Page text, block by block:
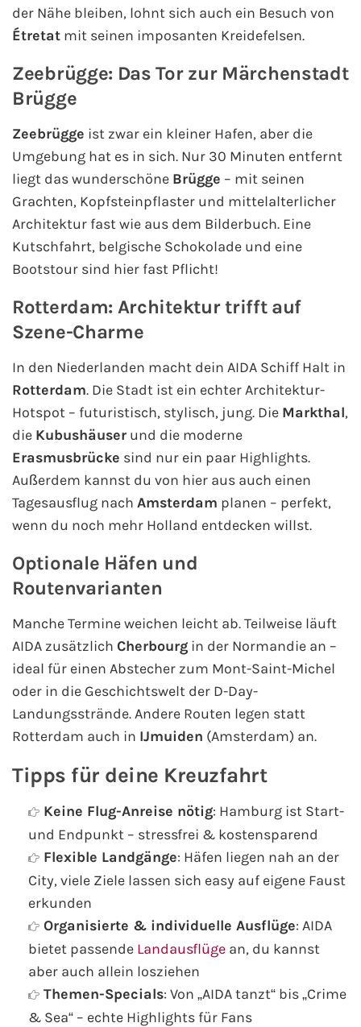
der Nähe bleiben, lohnt sich auch ein Besuch von
Étretat mit seinen imposanten Kreidefelsen.
Zeebrügge: Das Tor zur Märchenstadt
Brügge
Zeebrügge ist zwar ein kleiner Hafen, aber die
Umgebung hat es in sich. Nur 30 Minuten entfernt
liegt das wunderschöne Brügge – mit seinen
Grachten, Kopfsteinpflaster und mittelalterlicher
Architektur fast wie aus dem Bilderbuch. Eine
Kutschfahrt, belgische Schokolade und eine
Bootstour sind hier fast Pflicht!
Rotterdam: Architektur trifft auf
Szene-Charme
In den Niederlanden macht dein AIDA Schiff Halt in
Rotterdam. Die Stadt ist ein echter Architektur-
Hotspot – futuristisch, stylisch, jung. Die Markthal,
die Kubushäuser und die moderne
Erasmusbrücke sind nur ein paar Highlights.
Außerdem kannst du von hier aus auch einen
Tagesausflug nach Amsterdam planen – perfekt,
wenn du noch mehr Holland entdecken willst.
Optionale Häfen und
Routenvarianten
Manche Termine weichen leicht ab. Teilweise läuft
AIDA zusätzlich Cherbourg in der Normandie an –
ideal für einen Abstecher zum Mont-Saint-Michel
oder in die Geschichtswelt der D-Day-
Landungsstrände. Andere Routen legen statt
Rotterdam auch in IJmuiden (Amsterdam) an.
Tipps für deine Kreuzfahrt
Keine Flug-Anreise nötig: Hamburg ist Start-
und Endpunkt – stressfrei & kostensparend
Flexible Landgänge: Häfen liegen nah an der
City, viele Ziele lassen sich easy auf eigene Faust
erkunden
Organisierte & individuelle Ausflüge: AIDA
bietet passende Landausflüge an, du kannst
aber auch allein losziehen
Themen-Specials: Von „AIDA tanzt“ bis „Crime
& Sea“ – echte Highlights für Fans